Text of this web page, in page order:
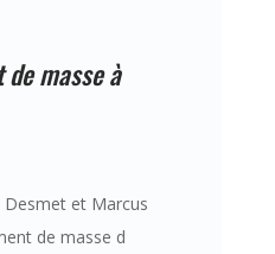
masse à
Desmet et Marcus
de masse d